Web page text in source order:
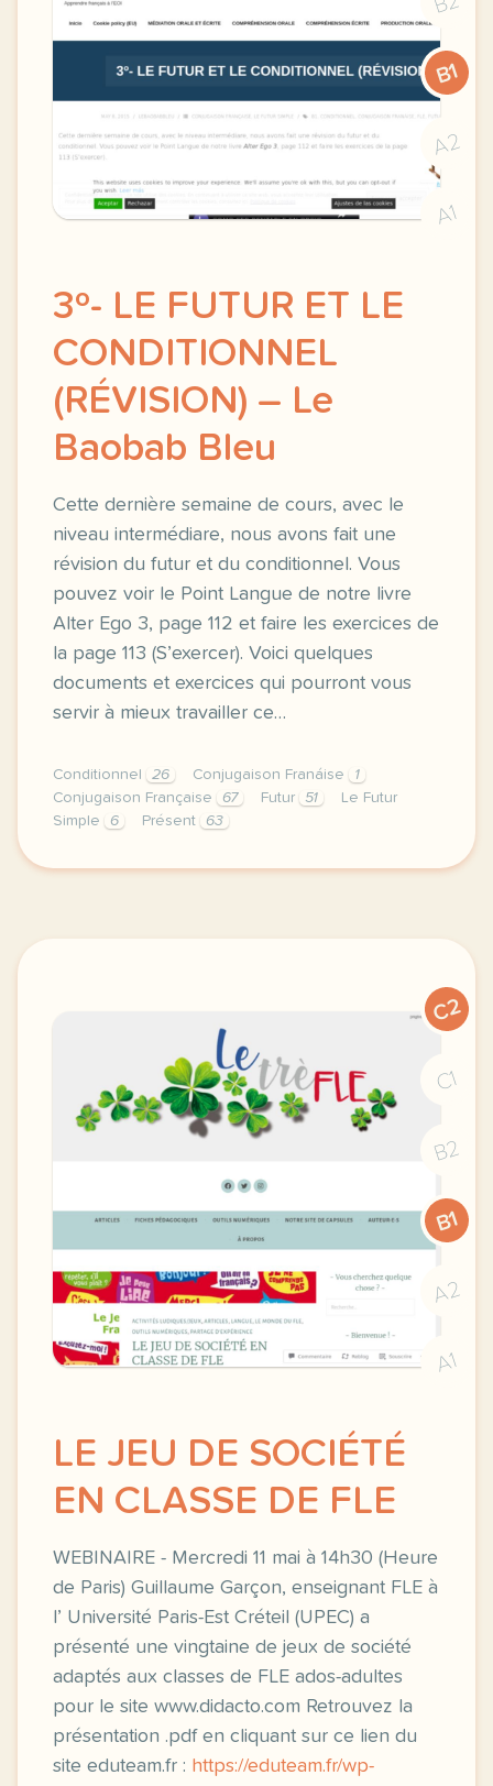
B1
A2
A1
3º- LE FUTUR ET LE
CONDITIONNEL
(RÉVISION) – Le
Baobab Bleu
Cette dernière semaine de cours, avec le
niveau intermédiare, nous avons fait une
révision du futur et du conditionnel. Vous
pouvez voir le Point Langue de notre livre
Alter Ego 3, page 112 et faire les exercices de
la page 113 (S’exercer). Voici quelques
documents et exercices qui pourront vous
servir à mieux travailler ce…
Conditionnel 26 Conjugaison Franáise
1
Conjugaison Française
67 Futur 51
Le Futur
Simple
6 Présent 63
image http www bonjourdefrance comcette
C2
C1
B2
B1
A2
A1
LE JEU DE SOCIÉTÉ
EN CLASSE DE FLE
WEBINAIRE - Mercredi 11 mai à 14h30 (Heure
de Paris) Guillaume Garçon, enseignant FLE à
l’ Université Paris-Est Créteil (UPEC) a
présenté une vingtaine de jeux de société
adaptés aux classes de FLE ados-adultes
pour le site www.didacto.com Retrouvez la
présentation .pdf en cliquant sur ce lien du
site eduteam.fr : https://eduteam.fr/wp-